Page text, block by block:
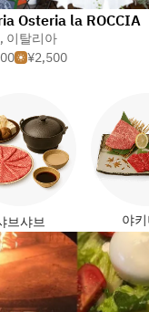
Osteria la ROCCIA
, 이탈리아
¥2,500
브샤브 야